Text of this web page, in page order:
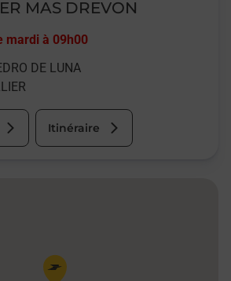
MAS DREVON
mardi à 09h00
DE LUNA
Itinéraire
Pin de la carte